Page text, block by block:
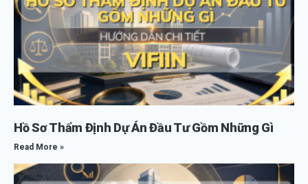
Hồ Sơ Thẩm Định Dự Án Đầu Tư Gồm Những Gì
Read More »